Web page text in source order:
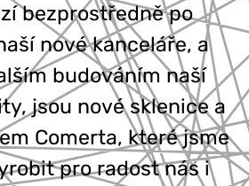
bezprostředně po
nové kanceláře, a
budováním naší
jsou nové sklenice a
Comerta, které jsme
pro radost nás i